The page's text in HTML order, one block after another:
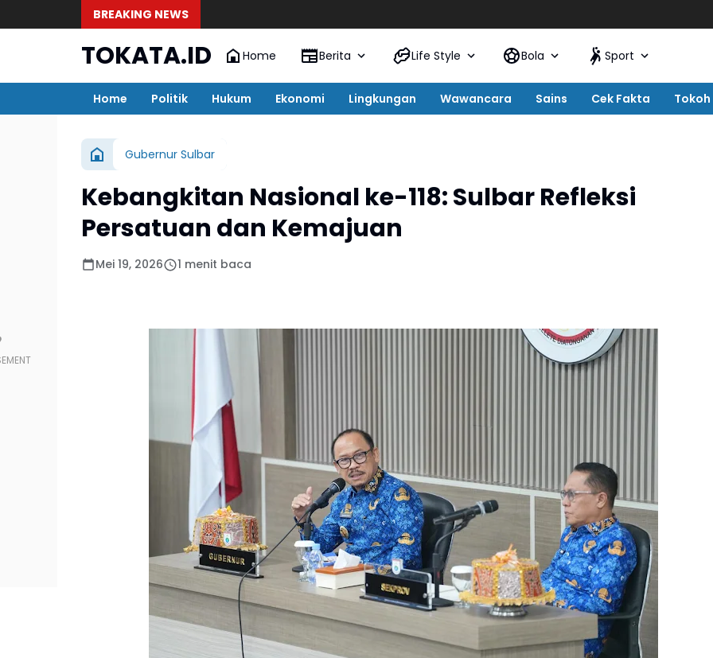
BREAKING NEWS
TOKATA.ID Home Berita Life Style Bola Sport
Home Politik Hukum Ekonomi Lingkungan Wawancara Sains Cek Fakta Tokoh
Gubernur Sulbar
Kebangkitan Nasional ke-118: Sulbar Refleksi
Persatuan dan Kemajuan
Mei 19, 2026 1 menit baca